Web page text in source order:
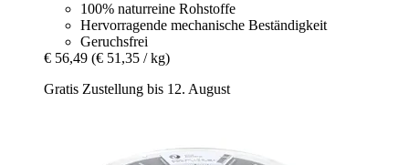
100% naturreine Rohstoffe
Hervorragende mechanische Beständigkeit
Geruchsfrei
€ 56,49 (€ 51,35 / kg)
Gratis Zustellung bis 12. August